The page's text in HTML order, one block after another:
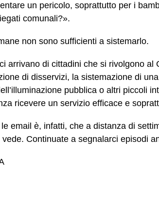
un pericolo, soprattutto per i
comunali?».
non sono sufficienti a sistemarlo.
arrivano di cittadini che si rivolgono al
di disservizi, la sistemazione di
pubblica o altri piccoli
ricevere un servizio efficace e
email è, infatti, che a distanza di
Continuate a segnalarci episodi